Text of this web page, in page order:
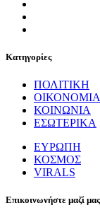
Κατηγορίες
ΠΟΛΙΤΙΚΗ
ΟΙΚΟΝΟΜΙΑ
ΚΟΙΝΩΝΙΑ
ΕΣΩΤΕΡΙΚΑ
ΕΥΡΩΠΗ
ΚΟΣΜΟΣ
VIRALS
Επικοινωνήστε μαζί μας